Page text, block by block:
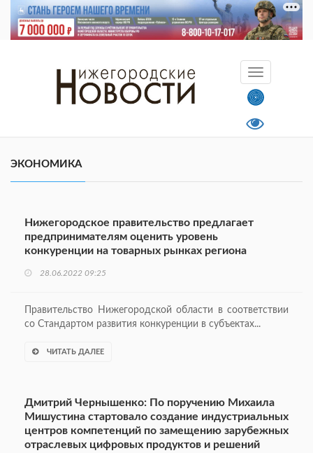
ЭКОНОМИКА
Нижегородское правительство предлагает
предпринимателям оценить уровень
конкуренции на товарных рынках региона
28.06.2022 09:25
Правительство Нижегородской области в соответствии
со Стандартом развития конкуренции в субъектах...
ЧИТАТЬ ДАЛЕЕ
Дмитрий Чернышенко: По поручению Михаила
Мишустина стартовало создание индустриальных
центров компетенций по замещению зарубежных
отраслевых цифровых продуктов и решений